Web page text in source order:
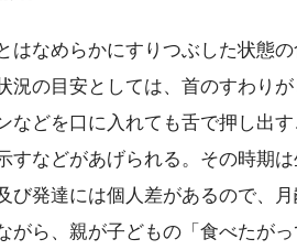
はなめらかにすりつぶした状態
況の目安としては、首のすわり
などを口に入れても舌で押し出
すなどがあげられる。その時期
び発達には個人差があるので、
がら、親が子どもの「食べたが